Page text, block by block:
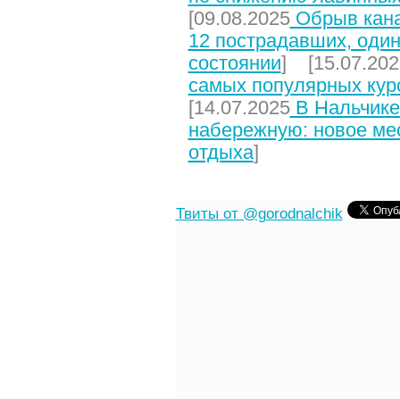
[09.08.2025Обрыв
12 пострадавших,
состоянии]
самых популярных
[14.07.2025В
набережную: новое
отдыха]
Твиты от @gorodnalchik